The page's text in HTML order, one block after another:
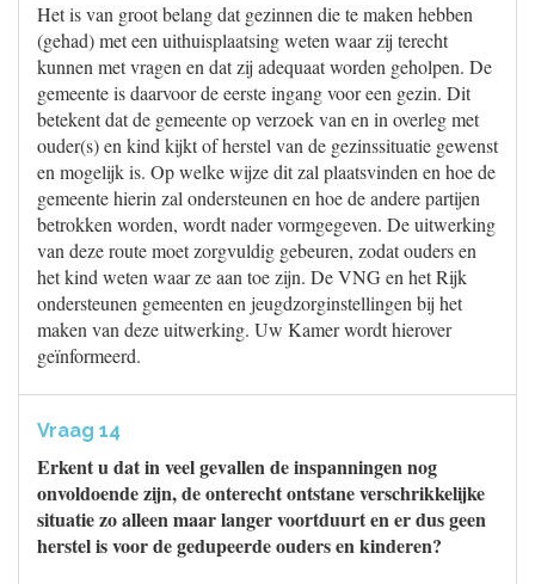
Het is van groot belang dat gezinnen die te maken hebben
(gehad) met een uithuisplaatsing weten waar zij terecht
kunnen met vragen en dat zij adequaat worden geholpen. De
gemeente is daarvoor de eerste ingang voor een gezin. Dit
betekent dat de gemeente op verzoek van en in overleg met
ouder(s) en kind kijkt of herstel van de gezinssituatie gewenst
en mogelijk is. Op welke wijze dit zal plaatsvinden en hoe de
gemeente hierin zal ondersteunen en hoe de andere partijen
betrokken worden, wordt nader vormgegeven. De uitwerking
van deze route moet zorgvuldig gebeuren, zodat ouders en
het kind weten waar ze aan toe zijn. De VNG en het Rijk
ondersteunen gemeenten en jeugdzorginstellingen bij het
maken van deze uitwerking. Uw Kamer wordt hierover
geïnformeerd.
Vraag 14
Erkent u dat in veel gevallen de inspanningen nog
onvoldoende zijn, de onterecht ontstane verschrikkelijke
situatie zo alleen maar langer voortduurt en er dus geen
herstel is voor de gedupeerde ouders en kinderen?